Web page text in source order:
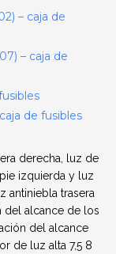
– caja de
– caja de
de fusibles
derecha, luz de
pie izquierda y luz
antiniebla trasera
del alcance de los
del alcance
de luz alta 7,5 8